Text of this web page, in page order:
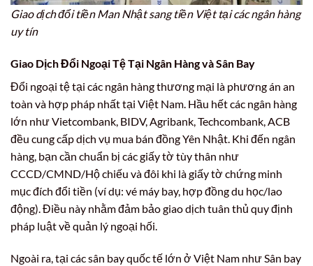
Giao dịch đổi tiền Man Nhật sang tiền Việt tại các ngân hàng
uy tín
Giao Dịch Đổi Ngoại Tệ Tại Ngân Hàng và Sân Bay
Đổi ngoại tệ tại các ngân hàng thương mại là phương án an
toàn và hợp pháp nhất tại Việt Nam. Hầu hết các ngân hàng
lớn như Vietcombank, BIDV, Agribank, Techcombank, ACB
đều cung cấp dịch vụ mua bán đồng Yên Nhật. Khi đến ngân
hàng, bạn cần chuẩn bị các giấy tờ tùy thân như
CCCD/CMND/Hộ chiếu và đôi khi là giấy tờ chứng minh
mục đích đổi tiền (ví dụ: vé máy bay, hợp đồng du học/lao
động). Điều này nhằm đảm bảo giao dịch tuân thủ quy định
pháp luật về quản lý ngoại hối.
Ngoài ra, tại các sân bay quốc tế lớn ở Việt Nam như Sân bay